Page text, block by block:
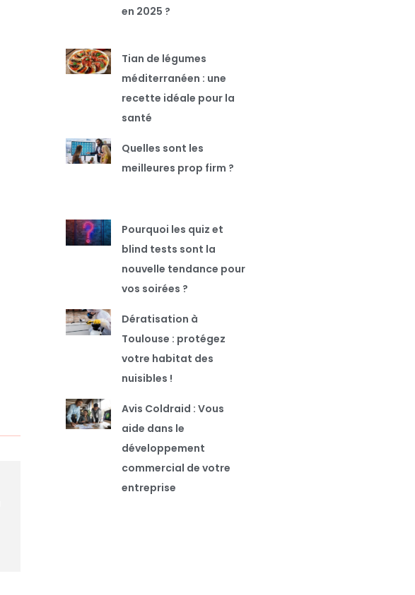
en 2025 ?
Tian de légumes
méditerranéen : une
recette idéale pour la
santé
Quelles sont les
meilleures prop firm ?
Pourquoi les quiz et
blind tests sont la
nouvelle tendance pour
vos soirées ?
Dératisation à
Toulouse : protégez
votre habitat des
nuisibles !
Avis Coldraid : Vous
aide dans le
développement
commercial de votre
entreprise